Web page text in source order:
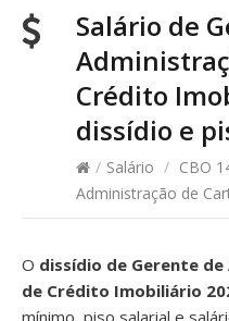
Salário de
Crédito
dissídio e
/ Salário / CBO
Administração de
O dissídio de Gerente
de Crédito Imobiliário
mínimo, piso salarial e